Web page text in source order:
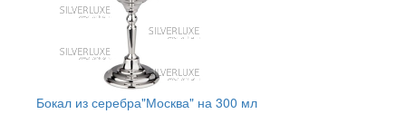
Бокал из серебра"Москва" на 300 мл